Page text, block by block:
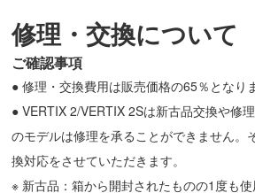
修理・交換について
ご確認事項
● 修理・交換費用は販売価格の65％となり
● VERTIX 2/VERTIX 2Sは新古品交換や修
のモデルは修理を承ることができません。
換対応をさせていただきます。
※ 新古品：箱から開封されたものの1度も使